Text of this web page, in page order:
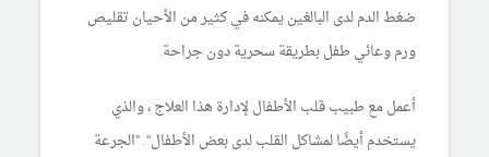
ضغط الدم لدى البالغين يمكنه في كثير من الأحيان تقليص
ورم وعائي طفل بطريقة سحرية دون جراحة.
أعمل مع طبيب قلب الأطفال لإدارة هذا العلاج ، والذي
يستخدم أيضًا لمشاكل القلب لدى بعض الأطفال". "الجرعة